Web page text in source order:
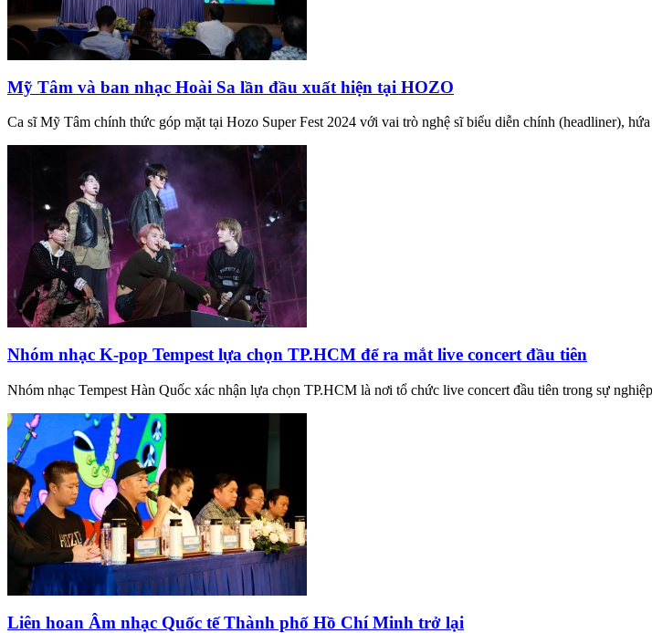
Mỹ Tâm và ban nhạc Hoài Sa lần đầu xuất hiện tại HOZO
Ca sĩ Mỹ Tâm chính thức góp mặt tại Hozo Super Fest 2024 với vai trò nghệ sĩ biểu diễn chính (headliner),
Nhóm nhạc K-pop Tempest lựa chọn TP.HCM để ra mắt live concert đầu tiên
Nhóm nhạc Tempest Hàn Quốc xác nhận lựa chọn TP.HCM là nơi tổ chức live concert đầu tiên trong sự
Liên hoan Âm nhạc Quốc tế Thành phố Hồ Chí Minh trở lại